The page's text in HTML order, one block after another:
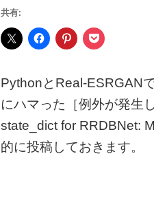
共有:
PythonとReal-ESRGAN
にハマった［例外が発生
state_dict for RRDBNet:
的に投稿しておきます。